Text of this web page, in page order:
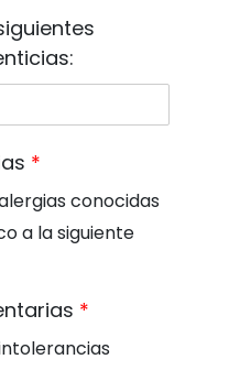
*
conocidas
a la siguiente
*